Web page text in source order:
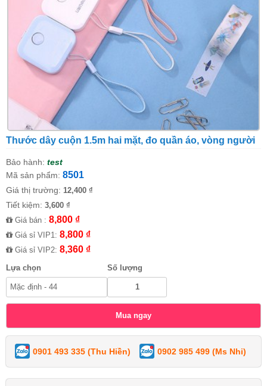
Thước dây cuộn 1.5m hai mặt, đo quần áo, vòng người
Bảo hành: test
Mã sản phẩm: 8501
Giá thị trường: 12,400 ₫
Tiết kiệm: 3,600 ₫
Giá bán : 8,800 ₫
Giá sỉ VIP1: 8,800 ₫
Giá sỉ VIP2: 8,360 ₫
Lựa chọn Số lượng
0901 493 335 (Thu Hiền) 0902 985 499 (Ms Nhi)